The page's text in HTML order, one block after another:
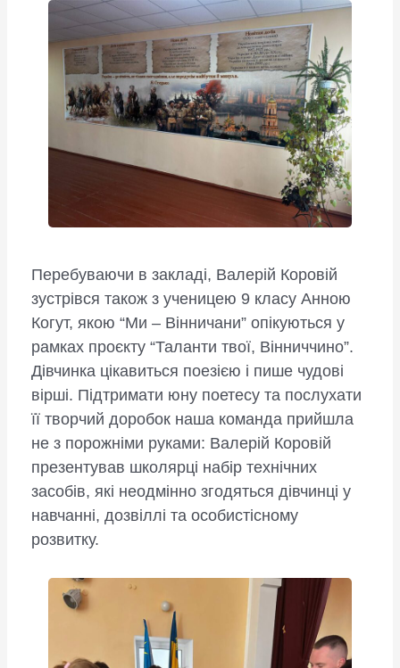
Перебуваючи в закладі, Валерій Коровій
зустрівся також з ученицею 9 класу Анною
Когут, якою “Ми – Вінничани” опікуються у
рамках проєкту “Таланти твої, Вінниччино”.
Дівчинка цікавиться поезією і пише чудові
вірші. Підтримати юну поетесу та послухати
її творчий доробок наша команда прийшла
не з порожніми руками: Валерій Коровій
презентував школярці набір технічних
засобів, які неодмінно згодяться дівчинці у
навчанні, дозвіллі та особистісному
розвитку.